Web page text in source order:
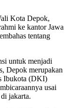
Kota Depok,
ke kantor Jawa
tentang
untuk menjadi
Depok merupakan
Ibukota (DKI)
usai
jakarta.